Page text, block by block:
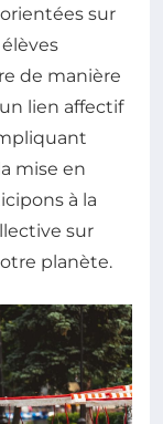
sur
élèves
de manière
lien affectif
mise en
à la
sur
planète.